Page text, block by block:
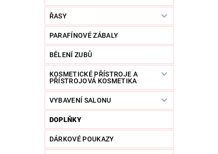
ŘASY
PARAFÍNOVÉ ZÁBALY
BĚLENÍ ZUBŮ
KOSMETICKÉ PŘÍSTROJE A
PŘÍSTROJOVÁ KOSMETIKA
VYBAVENÍ SALONU
DOPLŇKY
DÁRKOVÉ POUKAZY